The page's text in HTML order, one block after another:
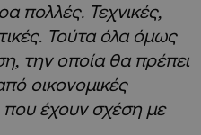
πολλές. Τεχνικές,
Τούτα όλα όμως
την οποία θα πρέπει
οικονομικές
που έχουν σχέση με